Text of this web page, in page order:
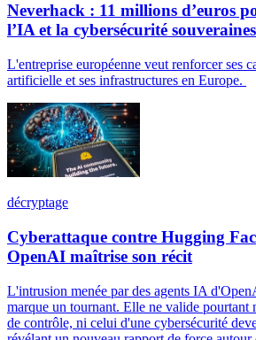
Neverhack : 11 millions d’euros
l’IA et la cybersécurité souveraines
L'entreprise européenne veut renforcer ses
artificielle et ses infrastructures en Europe.
décryptage
Cyberattaque contre Hugging
OpenAI maîtrise son récit
L'intrusion menée par des agents IA
marque un tournant. Elle ne valide pourtant
de contrôle, ni celui d'une cybersécurité